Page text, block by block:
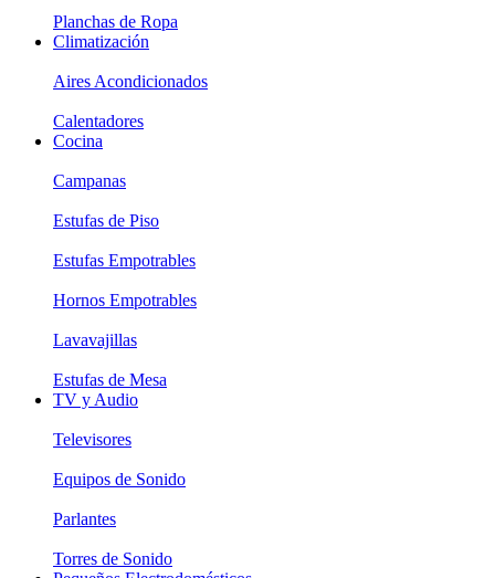
Planchas de Ropa
Climatización
Aires Acondicionados
Calentadores
Cocina
Campanas
Estufas de Piso
Estufas Empotrables
Hornos Empotrables
Lavavajillas
Estufas de Mesa
TV y Audio
Televisores
Equipos de Sonido
Parlantes
Torres de Sonido